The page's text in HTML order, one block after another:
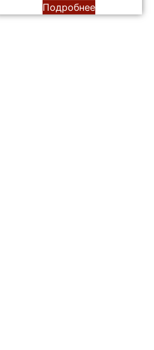
Подробнее